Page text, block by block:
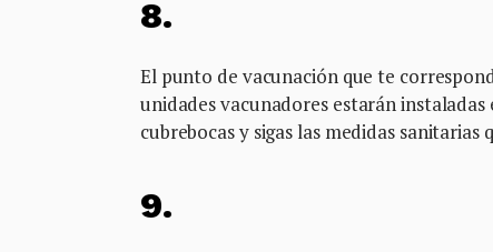
8.
El punto de vacunación que te
unidades vacunadores estarán
cubrebocas y sigas las medidas sanitarias
9.